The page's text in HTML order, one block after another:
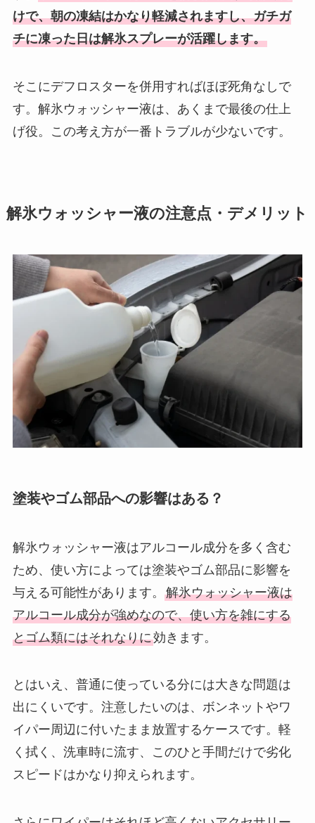
けで、朝の凍結はかなり軽減されますし、ガチガ
チに凍った日は解氷スプレーが活躍します。
そこにデフロスターを併用すればほぼ死角なしで
す。解氷ウォッシャー液は、あくまで最後の仕上
げ役。この考え方が一番トラブルが少ないです。
解氷ウォッシャー液の注意点・デメリット
塗装やゴム部品への影響はある？
解氷ウォッシャー液はアルコール成分を多く含む
ため、使い方によっては塗装やゴム部品に影響を
与える可能性があります。 解氷ウォッシャー液は
アルコール成分が強めなので、使い方を雑にする
とゴム類にはそれなりに効きます。
とはいえ、普通に使っている分には大きな問題は
出にくいです。注意したいのは、ボンネットやワ
イパー周辺に付いたまま放置するケースです。軽
く拭く、洗車時に流す、このひと手間だけで劣化
スピードはかなり抑えられます。